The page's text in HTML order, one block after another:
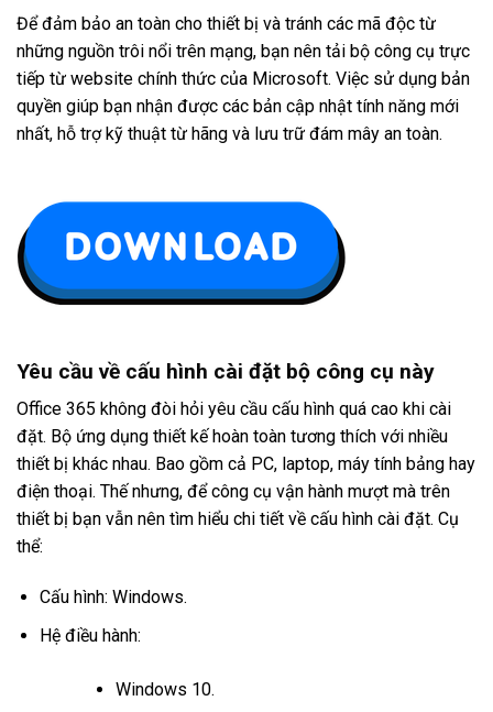
Để đảm bảo an toàn cho thiết bị và tránh các mã độc từ
những nguồn trôi nổi trên mạng, bạn nên tải bộ công cụ trực
tiếp từ website chính thức của Microsoft. Việc sử dụng bản
quyền giúp bạn nhận được các bản cập nhật tính năng mới
nhất, hỗ trợ kỹ thuật từ hãng và lưu trữ đám mây an toàn.
Yêu cầu về cấu hình cài đặt bộ công cụ này
Office 365 không đòi hỏi yêu cầu cấu hình quá cao khi cài
đặt. Bộ ứng dụng thiết kế hoàn toàn tương thích với nhiều
thiết bị khác nhau. Bao gồm cả PC, laptop, máy tính bảng hay
điện thoại. Thế nhưng, để công cụ vận hành mượt mà trên
thiết bị bạn vẫn nên tìm hiểu chi tiết về cấu hình cài đặt. Cụ
thể:
Cấu hình: Windows.
Hệ điều hành:
Windows 10.